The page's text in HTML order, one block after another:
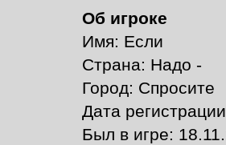
Об игроке
Имя: Если
Страна: Надо -
Город: Спросите
Дата
Был в игре: